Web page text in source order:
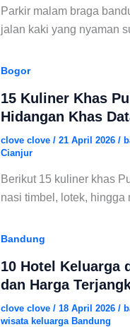
Parkir malam braga
jalan kaki yang nyaman
Bogor
15 Kuliner Khas
Hidangan Khas
clove clove / 21 April 2026 /
Cianjur
Berikut 15 kuliner khas
nasi timbel, lotek, hingga
Bandung
10 Hotel Keluarga
dan Harga
clove clove / 18 April 2026 /
wisata keluarga Bandung